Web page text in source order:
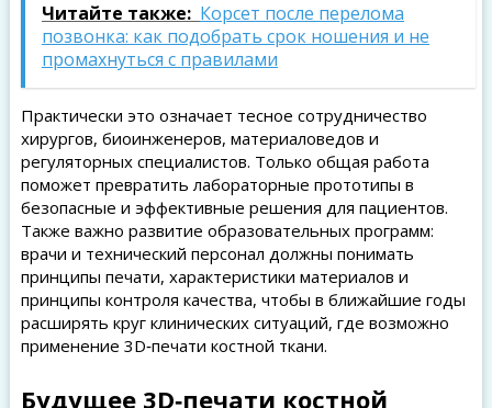
Читайте также: Корсет после перелома
позвонка: как подобрать срок ношения и не
промахнуться с правилами
Практически это означает тесное сотрудничество
хирургов, биоинженеров, материаловедов и
регуляторных специалистов. Только общая работа
поможет превратить лабораторные прототипы в
безопасные и эффективные решения для пациентов.
Также важно развитие образовательных программ:
врачи и технический персонал должны понимать
принципы печати, характеристики материалов и
принципы контроля качества, чтобы в ближайшие годы
расширять круг клинических ситуаций, где возможно
применение 3D‑печати костной ткани.
Будущее 3D‑печати костной